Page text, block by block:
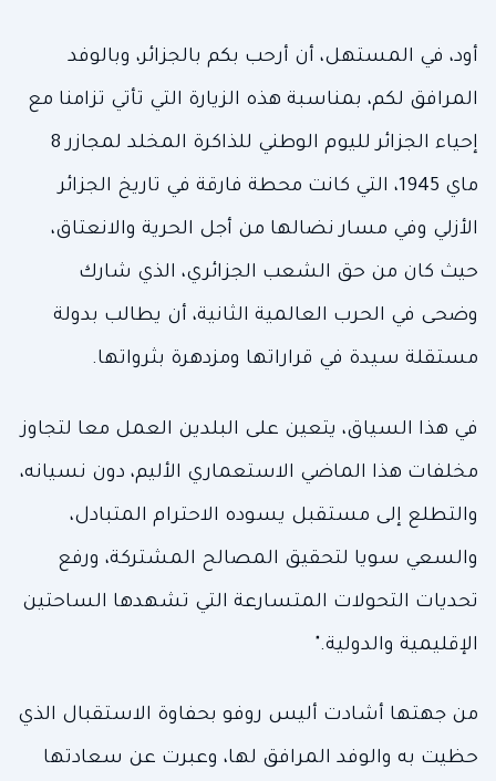
أود، في المستهل، أن أرحب بكم بالجزائر، وبالوفد
المرافق لكم، بمناسبة هذه الزيارة التي تأتي تزامنا مع
إحياء الجزائر لليوم الوطني للذاكرة المخلد لمجازر 8
ماي 1945، التي كانت محطة فارقة في تاريخ الجزائر
الأزلي وفي مسار نضالها من أجل الحرية والانعتاق،
حيث كان من حق الشعب الجزائري، الذي شارك
وضحى في الحرب العالمية الثانية، أن يطالب بدولة
مستقلة سيدة في قراراتها ومزدهرة بثرواتها.
في هذا السياق، يتعين على البلدين العمل معا لتجاوز
مخلفات هذا الماضي الاستعماري الأليم، دون نسيانه،
والتطلع إلى مستقبل يسوده الاحترام المتبادل،
والسعي سويا لتحقيق المصالح المشتركة، ورفع
تحديات التحولات المتسارعة التي تشهدها الساحتين
الإقليمية والدولية."
من جهتها أشادت أليس روفو بحفاوة الاستقبال الذي
حظيت به والوفد المرافق لها، وعبرت عن سعادتها